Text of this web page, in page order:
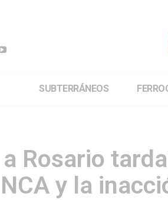
SUBTERRÁNEOS
Rosario
y la